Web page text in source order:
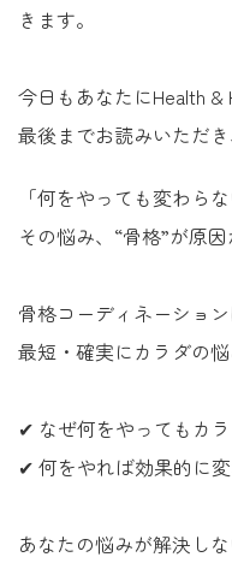
きます。
今日もあなたにHealth &
最後までお読みいただ
「何をやっても変わら
その悩み、“骨格”が原因
骨格コーディネーション
最短・確実にカラダの悩
✔ なぜ何をやってもカ
✔ 何をやれば効果的に
あなたの悩みが解決し